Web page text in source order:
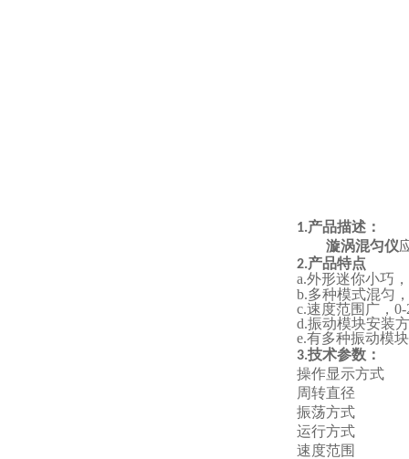
1.产品描述：
漩涡混匀仪
2.产品特点
a.外形迷你小巧
b.多种模式混匀
c.速度范围广，0-
d.振动模块安装
e.有多种振动模
3.技术参数：
操作显示方式
周转直径
振荡方式
运行方式
速度范围